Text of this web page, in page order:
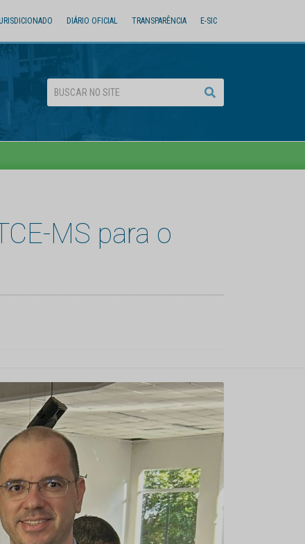
DIÁRIO OFICIAL TRANSPARÊNCIA E-SIC
MS para o